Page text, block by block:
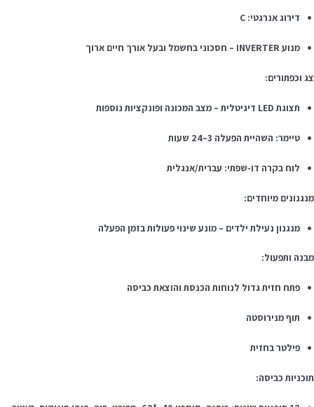
דירוג אנרגטי: C
מנוע INVERTER – חסכוני בחשמל ובעל אורך חיים ארוך
וכפתורים:
תצוגת LED דיגיטלית – מצב המכונה ופונקציות נוספות
טיימר: השהיית הפעלה 3–24 שעות
לוח בקרה דו-שפתי: עברית/אנגלית
מיוחדים:
מנגנון נעילת ילדים – מונע שינוי פעולות בזמן הפעלה
ותפעול:
פתח חזית גדול לנוחות הכנסת והוצאת כביסה
תוף מנירוסטה
פילטר בחזית
כביסה: